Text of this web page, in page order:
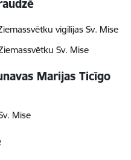
vigīlijas Sv. Mise
Sv. Mise
Marijas Ticīgo
Mise